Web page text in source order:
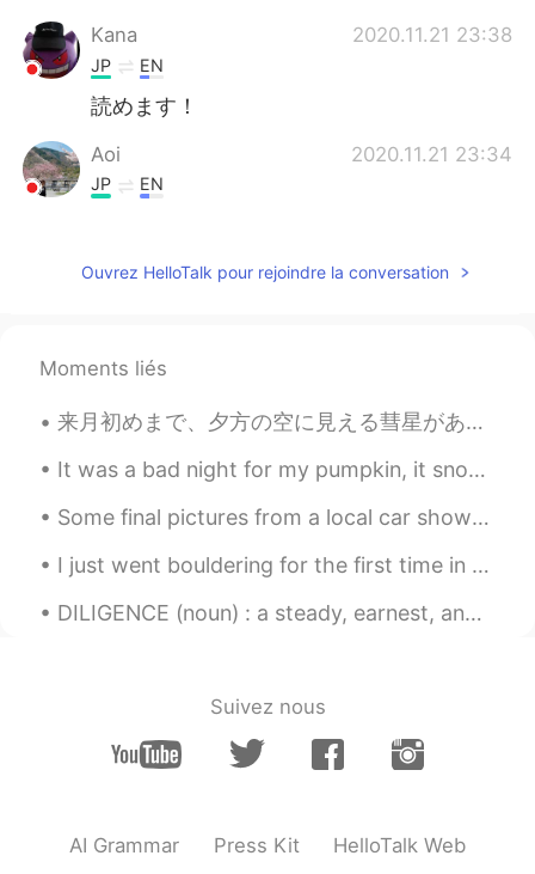
Kana 2020.11.21 23:38
JP EN
読めます！
Aoi 2020.11.21 23:34
JP EN
Ouvrez HelloTalk pour rejoindre la conversation
Moments liés
来月初めまで、夕方の空に見える彗星がある。 今夜私は自分のカメラが東京で動作するかどうかを確認するためにテストを行いましたが、ヘイズと光の汚染はあまりにも多く、星を見ることができない😂 今、誰...
It was a bad night for my pumpkin, it snowed a little, then I think 🦝 racoons came and ate his fa...
Some final pictures from a local car show today. Sadly it began pouring down rain so I had to mak...
I just went bouldering for the first time in months since the virus started. I’m nowhere where I ...
DILIGENCE (noun) : a steady, earnest, and energetic effort Keep your heart with all diligence; ...
Suivez nous
AI Grammar Press Kit HelloTalk Web